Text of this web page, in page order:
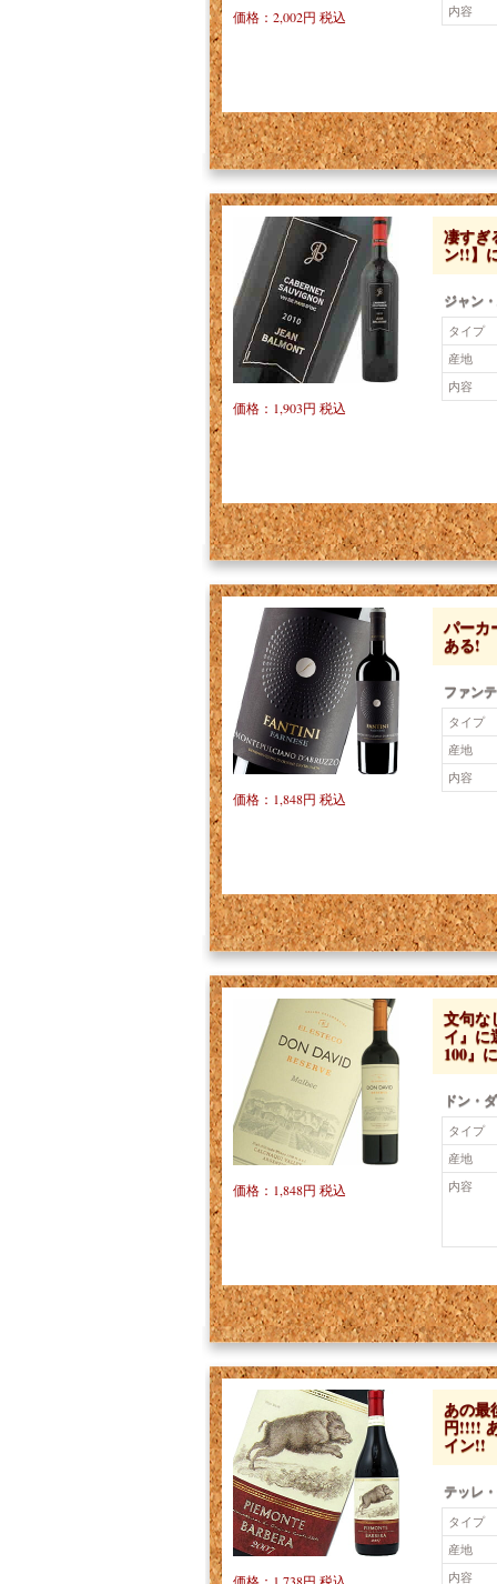
内容
価格：2,002円 税込
凄すぎ
ン!!】
ジャン
タイプ
産地
内容
価格：1,903円 税込
パーカ
ある!
ファン
タイプ
産地
内容
価格：1,848円 税込
文句な
イ』に
100』
ドン・
タイプ
産地
内容
価格：1,848円 税込
あの
円!!!!
イン!!
テッレ
タイプ
産地
内容